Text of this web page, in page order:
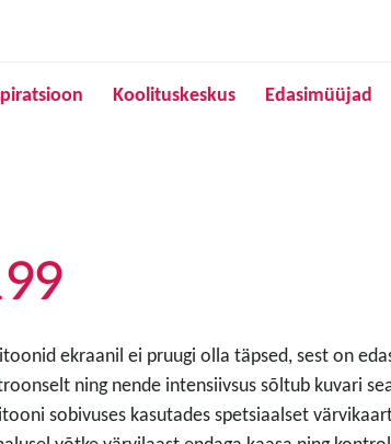
Koolituskeskus Edasimüüjad
ekraanil ei pruugi olla täpsed, sest on
ning nende intensiivsus sõltub kuvari
sobivuses kasutades spetsiaalset